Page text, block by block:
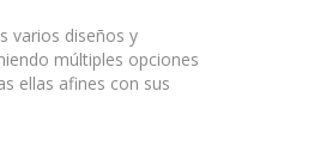
varios diseños y
múltiples opciones
ellas afines con sus